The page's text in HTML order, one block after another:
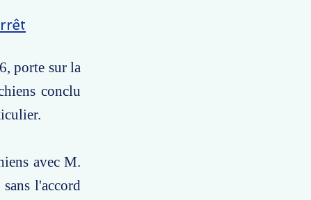
porte sur la
conclu
avec M.
l'accord